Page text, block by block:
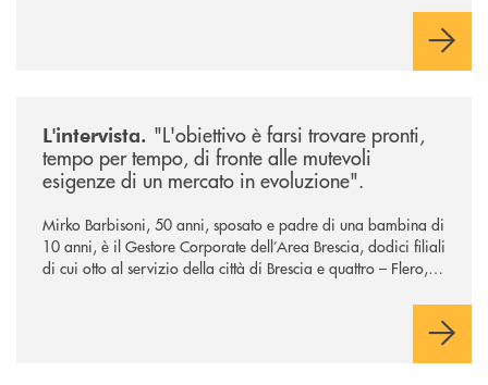
L'intervista. "L'obiettivo è farsi trovare pronti,
tempo per tempo, di fronte alle mutevoli
esigenze di un mercato in evoluzione".
Mirko Barbisoni, 50 anni, sposato e padre di una bambina di
10 anni, è il Gestore Corporate dell’Area Brescia, dodici filiali
di cui otto al servizio della città di Brescia e quattro – Flero,